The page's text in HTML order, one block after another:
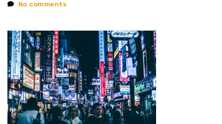
No comments